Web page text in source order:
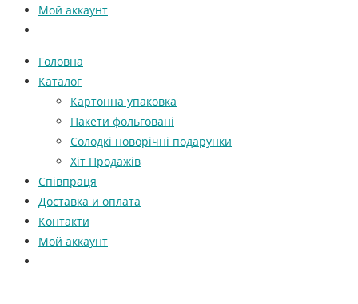
Мой аккаунт
Головна
Каталог
Картонна упаковка
Пакети фольговані
Солодкі новорічні подарунки
Хіт Продажів
Співпраця
Доставка и оплата
Контакти
Мой аккаунт